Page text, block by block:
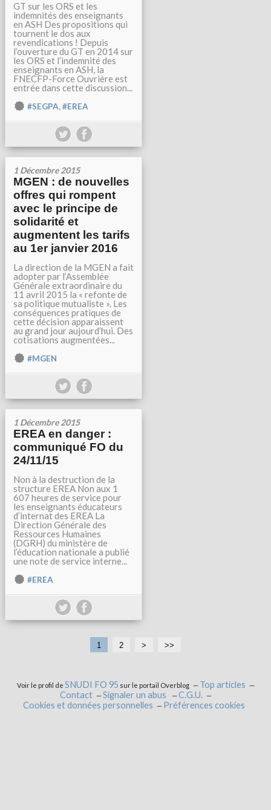
GT sur les ORS et les
indemnités des enseignants
en ASH Des propositions qui
tournent le dos aux
revendications ! Depuis
l’ouverture du GT en 2014 sur
les ORS et l’indemnité des
enseignants en ASH, la
FNECFP-Force Ouvrière est
entrée dans cette discussion...
#SEGPA,#EREA
1 Décembre 2015
MGEN : de nouvelles
offres qui rompent
avec le principe de
solidarité et
augmentent les tarifs
au 1er janvier 2016
La direction de la MGEN a fait
adopter par l’Assemblée
Générale extraordinaire du
11 avril 2015 la « refonte de
sa politique mutualiste ». Les
conséquences pratiques de
cette décision apparaissent
au grand jour aujourd’hui. Des
cotisations augmentées...
#MGEN
1 Décembre 2015
EREA en danger :
communiqué FO du
24/11/15
Non à la destruction de la
structure EREA Non aux 1
607 heures de service pour
les enseignants éducateurs
d’internat des EREA La
Direction Générale des
Ressources Humaines
(DGRH) du ministère de
l’éducation nationale a publié
une note de service interne...
#EREA
1 2 > >>
Voir le profil de SNUDI FO 95 sur le portail Overblog
Top articles
Contact
Signaler un abus
C.G.U.
Cookies et données personnelles
Préférences cookies